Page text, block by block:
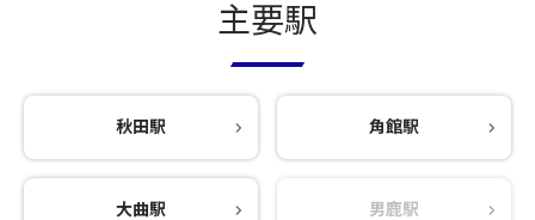
主要駅
秋田駅 角館駅
大曲駅 男鹿駅